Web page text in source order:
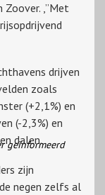
Zoover. ,”Met
drijven
zoals
(+2,1%) en
(-2,3%) en
dalen.
geïnformeerd
zijn
negen zelfs al